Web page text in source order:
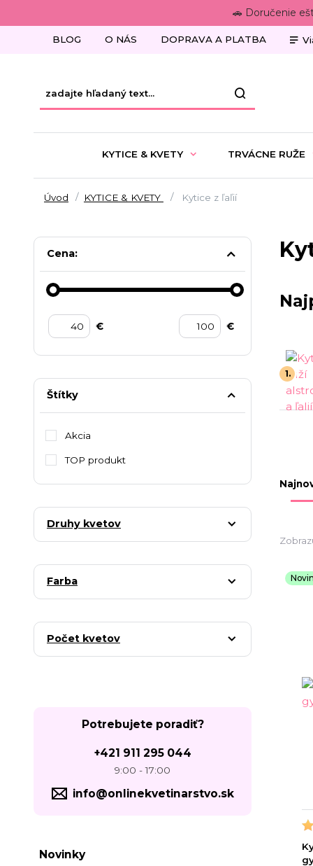
🚗 Doručenie
BLOG O NÁS DOPRAVA A PLATBA
KYTICE & KVETY TRVÁCNE RUŽE
Úvod KYTICE & KVETY Kytice z ľaľií
1.
Cena:
€ €
Štítky
Akcia
TOP produkt
Druhy kvetov
Farba
Počet kvetov
Potrebujete poradiť?
+421 911 295 044
9:00 - 17:00
info@onlinekvetinarstvo.sk
Novinky